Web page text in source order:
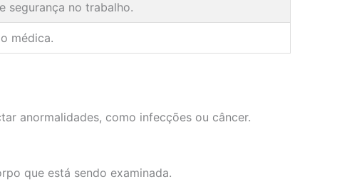
segurança no trabalho.
médica.
anormalidades, como infecções ou câncer.
que está sendo examinada.